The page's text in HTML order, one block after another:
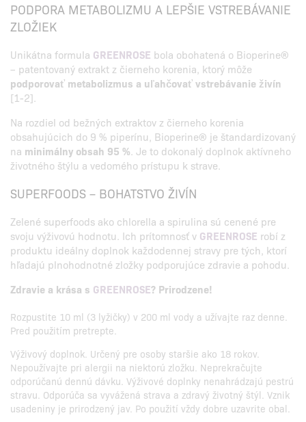
PODPORA METABOLIZMU A LEPŠIE VSTREBÁVANIE
ZLOŽIEK
Unikátna formula GREENROSE bola obohatená o Bioperine®
– patentovaný extrakt z čierneho korenia, ktorý môže
podporovať metabolizmus a uľahčovať vstrebávanie živín
[1-2].
Na rozdiel od bežných extraktov z čierneho korenia
obsahujúcich do 9 % piperínu, Bioperine® je štandardizovaný
na minimálny obsah 95 % . Je to dokonalý doplnok aktívneho
životného štýlu a vedomého prístupu k strave.
SUPERFOODS – BOHATSTVO ŽIVÍN
Zelené superfoods ako chlorella a spirulina sú cenené pre
svoju výživovú hodnotu. Ich prítomnosť v GREENROSE robí z
produktu ideálny doplnok každodennej stravy pre tých, ktorí
hľadajú plnohodnotné zložky podporujúce zdravie a pohodu.
Zdravie a krása s GREENROSE? Prirodzene!
Rozpustite 10 ml (3 lyžičky) v 200 ml vody a užívajte raz denne.
Pred použitím pretrepte.
Výživový doplnok. Určený pre osoby staršie ako 18 rokov.
Nepoužívajte pri alergii na niektorú zložku. Neprekračujte
odporúčanú dennú dávku. Výživové doplnky nenahrádzajú pestrú
stravu. Odporúča sa vyvážená strava a zdravý životný štýl. Vznik
usadeniny je prirodzený jav. Po použití vždy dobre uzavrite obal.